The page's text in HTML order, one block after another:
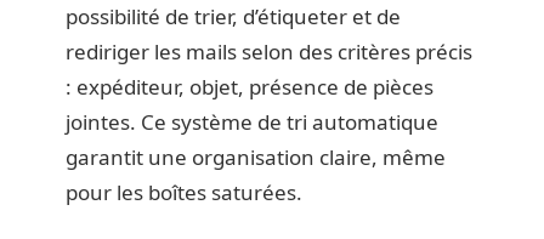
possibilité de trier, d’étiqueter et de
rediriger les mails selon des critères précis
: expéditeur, objet, présence de pièces
jointes. Ce système de tri automatique
garantit une organisation claire, même
pour les boîtes saturées.